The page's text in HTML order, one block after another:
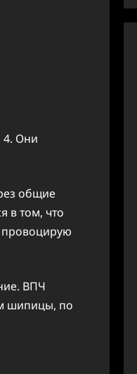
4. Они
общие
в том, что
провоцирую
ВПЧ
шипицы, по